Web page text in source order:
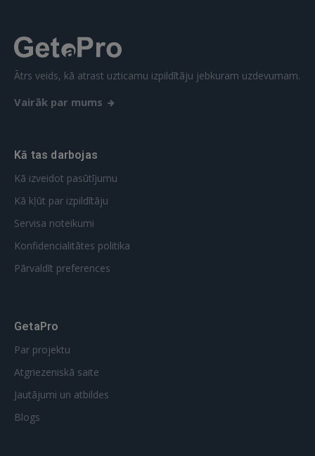
Ātrs veids, kā atrast uzticamu izpildītāju jebkuram uzdevumam.
Vairāk par mums
Kā tas darbojas
Kā izveidot pasūtījumu
Kā kļūt par izpildītāju
Servisa noteikumi
Konfidencialitātes politika
Pārvaldīt preferences
GetaPro
Par projektu
Atgriezeniskā saite
Jautājumi un atbildes
Blogs